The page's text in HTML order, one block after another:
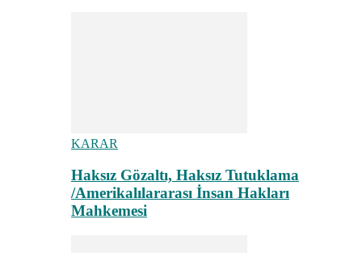
KARAR
Haksız Gözaltı, Haksız Tutuklama
/Amerikalılararası İnsan Hakları
Mahkemesi